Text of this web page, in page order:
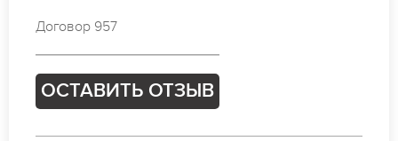
Договор 254
ОСТАВИТЬ ОТЗЫВ